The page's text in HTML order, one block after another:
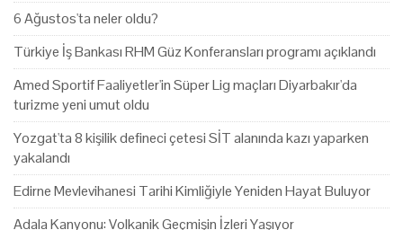
6 Ağustos'ta neler oldu?
Türkiye İş Bankası RHM Güz Konferansları programı açıklandı
Amed Sportif Faaliyetler'in Süper Lig maçları Diyarbakır'da
turizme yeni umut oldu
Yozgat'ta 8 kişilik defineci çetesi SİT alanında kazı yaparken
yakalandı
Edirne Mevlevihanesi Tarihi Kimliğiyle Yeniden Hayat Buluyor
Adala Kanyonu: Volkanik Geçmişin İzleri Yaşıyor